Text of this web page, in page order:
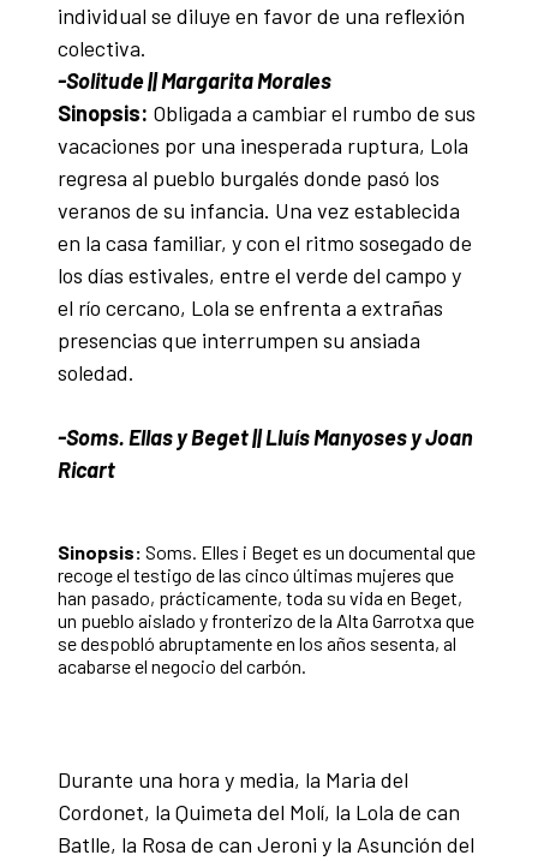
individual se diluye en favor de una reflexión
colectiva.
-Solitude || Margarita Morales
Sinopsis: Obligada a cambiar el rumbo de sus
vacaciones por una inesperada ruptura, Lola
regresa al pueblo burgalés donde pasó los
veranos de su infancia. Una vez establecida
en la casa familiar, y con el ritmo sosegado de
los días estivales, entre el verde del campo y
el río cercano, Lola se enfrenta a extrañas
presencias que interrumpen su ansiada
soledad.
-Soms. Ellas y Beget || Lluís Manyoses y Joan
Ricart
Sinopsis: Soms. Elles i Beget es un documental que
recoge el testigo de las cinco últimas mujeres que
han pasado, prácticamente, toda su vida en Beget,
un pueblo aislado y fronterizo de la Alta Garrotxa que
se despobló abruptamente en los años sesenta, al
acabarse el negocio del carbón.
Durante una hora y media, la Maria del
Cordonet, la Quimeta del Molí, la Lola de can
Batlle, la Rosa de can Jeroni y la Asunción del